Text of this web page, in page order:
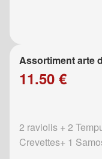
Assortiment arte
11.50 €
2 raviolis + 2
Crevettes+ 1